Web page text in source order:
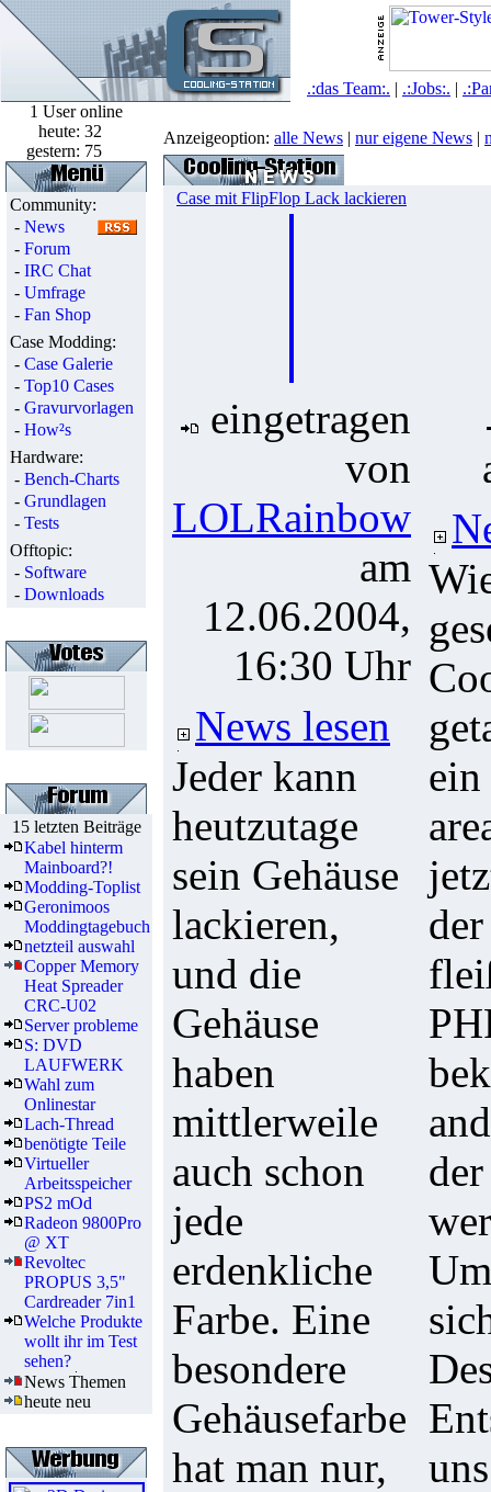
.:das Team:. | .:Jobs:. |
1 User online
heute: 32
gestern: 75
Community:
- News
- Forum
- IRC Chat
- Umfrage
- Fan Shop
Case Modding:
- Case Galerie
- Top10 Cases
- Gravurvorlagen
- How²s
Hardware:
- Bench-Charts
- Grundlagen
- Tests
Offtopic:
- Software
- Downloads
15 letzten Beiträge
Kabel hinterm
Mainboard?!
Modding-Toplist
Geronimoos
Moddingtagebuch
netzteil auswahl
Copper Memory
Heat Spreader
CRC-U02
Server probleme
S: DVD
LAUFWERK
Wahl zum
Onlinestar
Lach-Thread
benötigte Teile
Virtueller
Arbeitsspeicher
PS2 mOd
Radeon 9800Pro
@ XT
Revoltec
PROPUS 3,5"
Cardreader 7in1
Welche Produkte
wollt ihr im Test
sehen?
News Themen
heute neu
Anzeigeoption: alle News | nur eigene News |
Case mit FlipFlop Lack lackieren
eingetragen
von
LOLRainbow
am
12.06.2004,
16:30 Uhr
News lesen
Jeder kann
heutzutage
sein Gehäuse
lackieren,
und die
Gehäuse
haben
mittlerweile
auch schon
jede
erdenkliche
Farbe. Eine
besondere
Gehäusefarbe
hat man nur,